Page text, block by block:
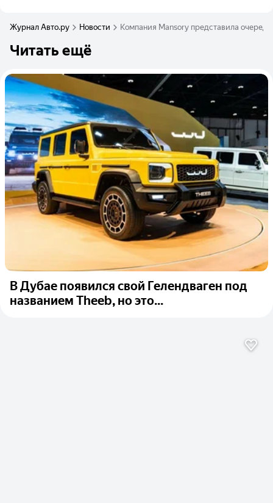
Журнал Авто.ру Новости Компания Mansory представила
Читать ещё
В Дубае появился свой Гелендваген под
названием Theeb, но это...